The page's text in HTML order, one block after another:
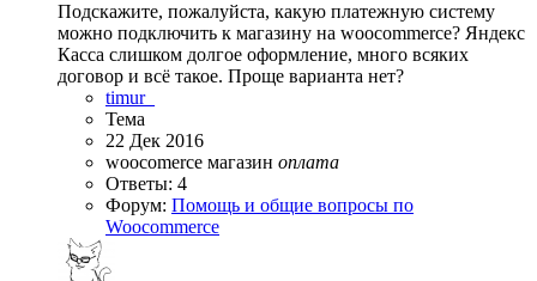
Подскажите, пожалуйста, какую платежную систему
можно подключить к магазину на woocommerce? Яндекс
Касса слишком долгое оформление, много всяких
договор и всё такое. Проще варианта нет?
timur_
Тема
22 Дек 2016
woocomerce магазин оплата
Ответы: 4
Форум: Помощь и общие вопросы по
Woocommerce